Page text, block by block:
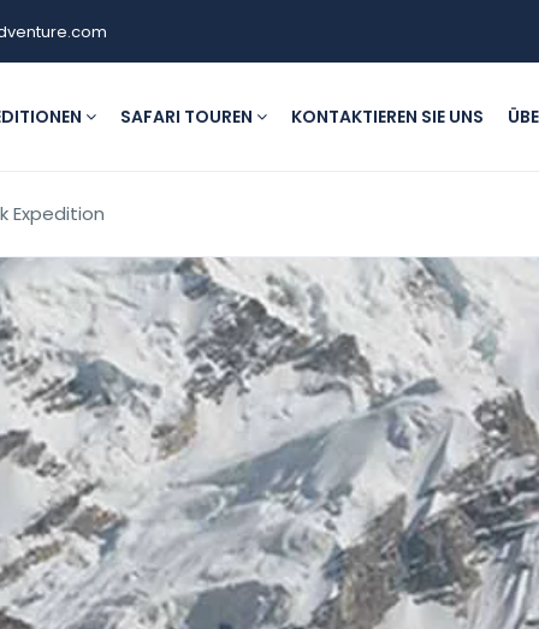
SAFARI TOUREN KONTAKTIEREN SIE UNS
Expedition